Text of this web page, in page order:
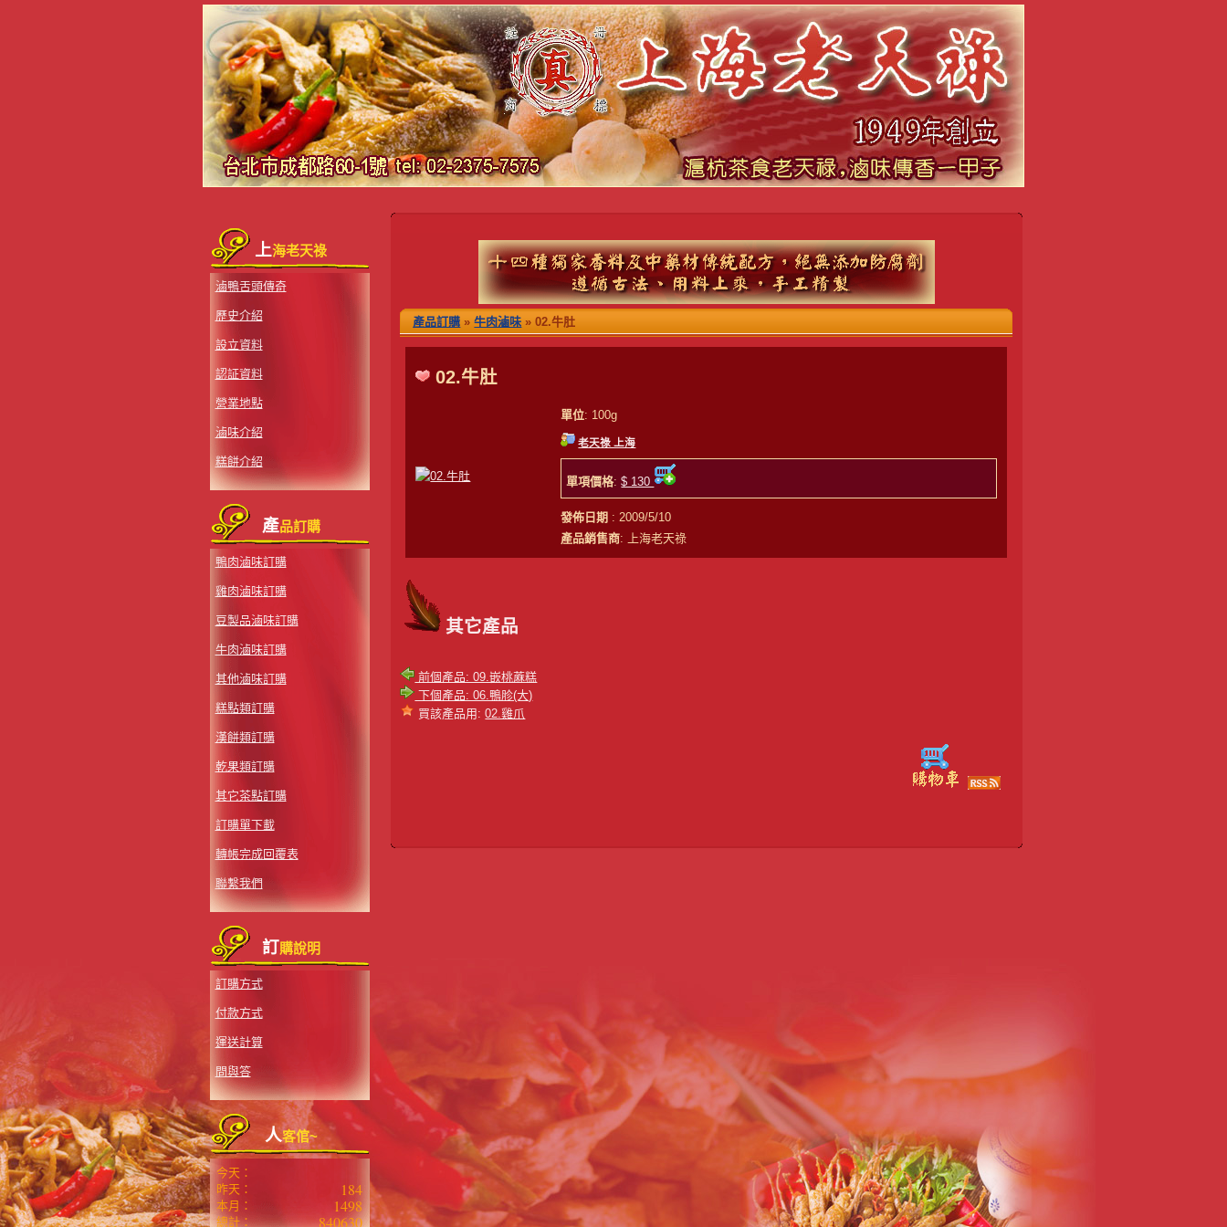
上海老天祿
滷鴨舌頭傳奇
歷史介紹
設立資料
認証資料
營業地點
滷味介紹
糕餅介紹
產品訂購
鴨肉滷味訂購
雞肉滷味訂購
豆製品滷味訂購
牛肉滷味訂購
其他滷味訂購
糕點類訂購
漢餅類訂購
乾果類訂購
其它茶點訂購
訂購單下載
轉帳完成回覆表
聯繫我們
訂購說明
訂購方式
付款方式
運送計算
問與答
人客倌~
今天：
昨天：
184
本月： 1498
總計： 840630
產品訂購 »牛肉滷味 » 02.牛肚
02.牛肚
單位: 100g
老天祿 上海
單項價格:$ 130
發佈日期 : 2009/5/10
產品銷售商: 上海老天祿
其它產品
前個產品: 09.嵌桃蔴糕
下個產品: 06.鴨胗(大)
買該產品用:02.雞爪